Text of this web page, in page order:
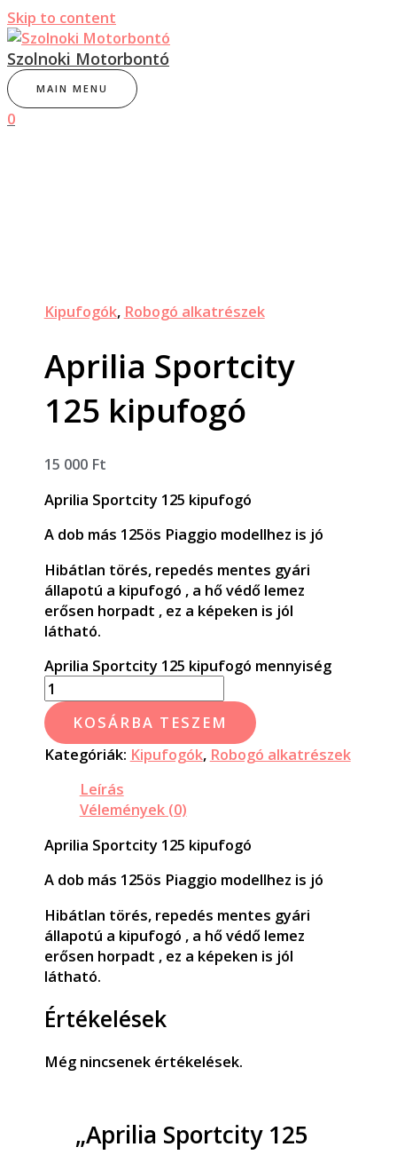
Skip to content
Szolnoki Motorbontó
MAIN MENU
0
Kipufogók, Robogó alkatrészek
Aprilia Sportcity
125 kipufogó
15 000 Ft
Aprilia Sportcity 125 kipufogó
A dob más 125ös Piaggio modellhez is jó
Hibátlan törés, repedés mentes gyári
állapotú a kipufogó , a hő védő lemez
erősen horpadt , ez a képeken is jól
látható.
Aprilia Sportcity 125 kipufogó mennyiség
KOSÁRBA TESZEM
Kategóriák: Kipufogók, Robogó alkatrészek
Leírás
Vélemények (0)
Aprilia Sportcity 125 kipufogó
A dob más 125ös Piaggio modellhez is jó
Hibátlan törés, repedés mentes gyári
állapotú a kipufogó , a hő védő lemez
erősen horpadt , ez a képeken is jól
látható.
Értékelések
Még nincsenek értékelések.
„Aprilia Sportcity 125